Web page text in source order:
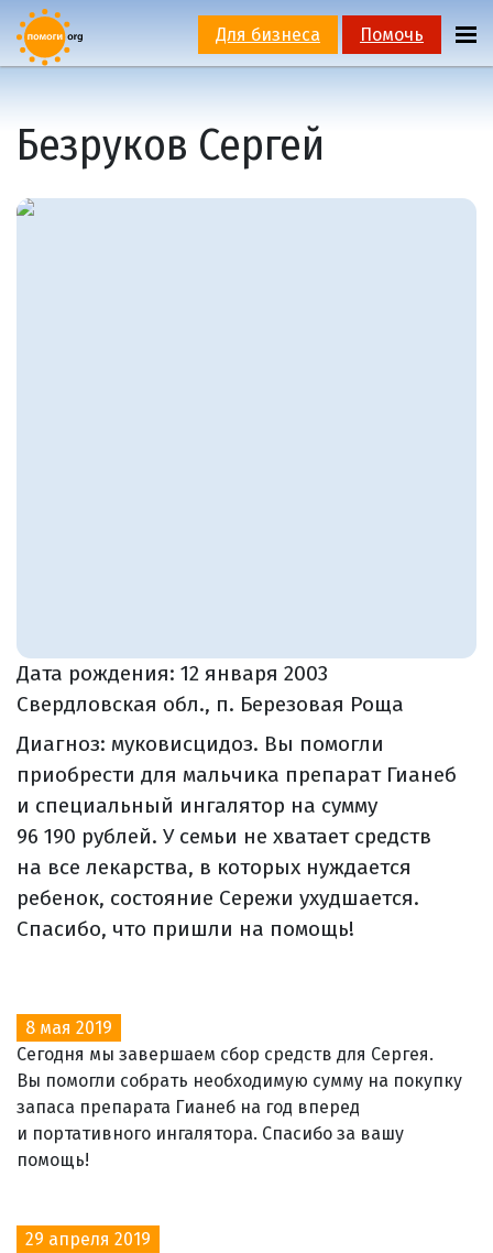
Для бизнеса Помочь
Безруков Сергей
Дата рождения: 12 января 2003
Свердловская обл., п. Березовая Роща
Диагноз: муковисцидоз. Вы помогли
приобрести для мальчика препарат Гианеб
и специальный ингалятор на сумму
96 190 рублей. У семьи не хватает средств
на все лекарства, в которых нуждается
ребенок, состояние Сережи ухудшается.
Спасибо, что пришли на помощь!
8 мая 2019
Сегодня мы завершаем сбор средств для Сергея.
Вы помогли собрать необходимую сумму на покупку
запаса препарата Гианеб на год вперед
и портативного ингалятора. Спасибо за вашу
помощь!
29 апреля 2019